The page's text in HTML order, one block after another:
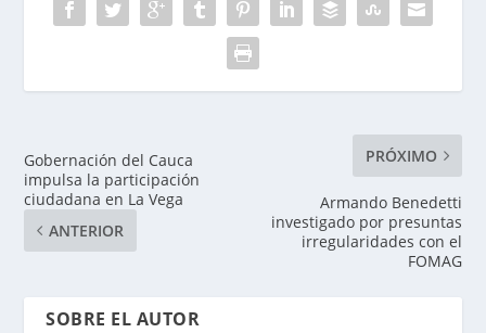
Gobernación del Cauca
impulsa la participación
ciudadana en La Vega
ANTERIOR
PRÓXIMO
Armando Benedetti
investigado por presuntas
irregularidades con el
FOMAG
SOBRE EL AUTOR